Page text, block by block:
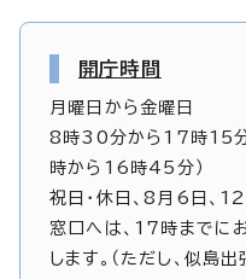
開庁時間
月曜日から金曜日
8時30分から17時15分
時から16時45分）
祝日・休日、8月6日、
窓口へは、17時までに
します。（ただし、似島